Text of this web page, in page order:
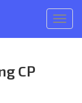
меню
CP